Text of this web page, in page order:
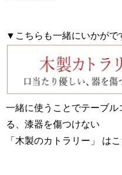
▼こちらも一緒にいかがで
一緒に使うことでテーブ
る、漆器を傷つけない
「木製のカトラリー」 は